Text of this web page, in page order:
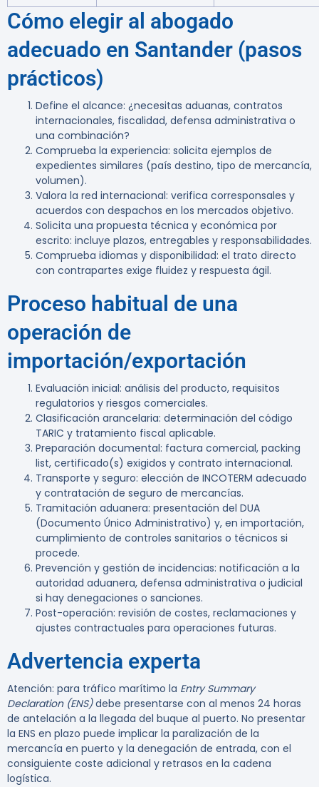
Cómo elegir al abogado
adecuado en Santander (pasos
prácticos)
Define el alcance: ¿necesitas aduanas, contratos
internacionales, fiscalidad, defensa administrativa o
una combinación?
Comprueba la experiencia: solicita ejemplos de
expedientes similares (país destino, tipo de mercancía,
volumen).
Valora la red internacional: verifica corresponsales y
acuerdos con despachos en los mercados objetivo.
Solicita una propuesta técnica y económica por
escrito: incluye plazos, entregables y responsabilidades.
Comprueba idiomas y disponibilidad: el trato directo
con contrapartes exige fluidez y respuesta ágil.
Proceso habitual de una
operación de
importación/exportación
Evaluación inicial: análisis del producto, requisitos
regulatorios y riesgos comerciales.
Clasificación arancelaria: determinación del código
TARIC y tratamiento fiscal aplicable.
Preparación documental: factura comercial, packing
list, certificado(s) exigidos y contrato internacional.
Transporte y seguro: elección de INCOTERM adecuado
y contratación de seguro de mercancías.
Tramitación aduanera: presentación del DUA
(Documento Único Administrativo) y, en importación,
cumplimiento de controles sanitarios o técnicos si
procede.
Prevención y gestión de incidencias: notificación a la
autoridad aduanera, defensa administrativa o judicial
si hay denegaciones o sanciones.
Post-operación: revisión de costes, reclamaciones y
ajustes contractuales para operaciones futuras.
Advertencia experta
Atención: para tráfico marítimo la Entry Summary
Declaration (ENS)debe presentarse con al menos 24 horas
de antelación a la llegada del buque al puerto. No presentar
la ENS en plazo puede implicar la paralización de la
mercancía en puerto y la denegación de entrada, con el
consiguiente coste adicional y retrasos en la cadena
logística.